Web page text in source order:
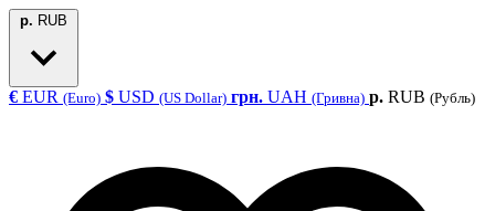
р. RUB
€ EUR (Euro) $ USD (US Dollar) грн. UAH (Гривна) р. RUB (Рубль)